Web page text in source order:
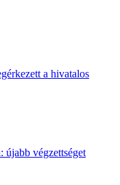
a hivatalos
újabb végzettséget